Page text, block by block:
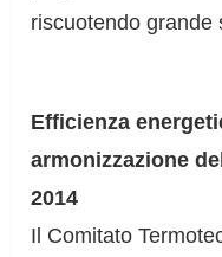
riscuotendo grande
Efficienza
armonizzazione
2014
Il Comitato